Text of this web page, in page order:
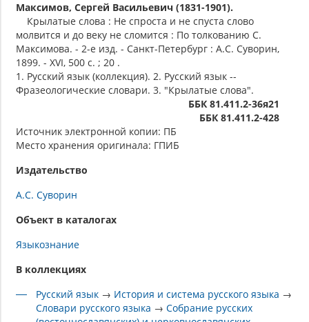
Максимов, Сергей Васильевич (1831-1901).
Крылатые слова : Не спроста и не спуста слово
молвится и до веку не сломится : По толкованию С.
Максимова. - 2-е изд. - Санкт-Петербург : А.С. Суворин,
1899. - XVI, 500 с. ; 20 .
1. Русский язык (коллекция). 2. Русский язык --
Фразеологические словари. 3. "Крылатые слова".
ББК 81.411.2-36я21
ББК 81.411.2-428
Источник электронной копии: ПБ
Место хранения оригинала: ГПИБ
Издательство
А.С. Суворин
Объект в каталогах
Языкознание
В коллекциях
Русский язык → История и система русского языка →
Словари русского языка →Собрание русских